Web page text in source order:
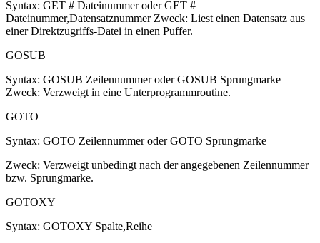
Syntax: GET # Dateinummer oder GET #
Dateinummer,Datensatznummer Zweck: Liest einen Datensatz aus
einer Direktzugriffs-Datei in einen Puffer.
GOSUB
Syntax: GOSUB Zeilennummer oder GOSUB Sprungmarke
Zweck: Verzweigt in eine Unterprogrammroutine.
GOTO
Syntax: GOTO Zeilennummer oder GOTO Sprungmarke
Zweck: Verzweigt unbedingt nach der angegebenen Zeilennummer
bzw. Sprungmarke.
GOTOXY
Syntax: GOTOXY Spalte,Reihe